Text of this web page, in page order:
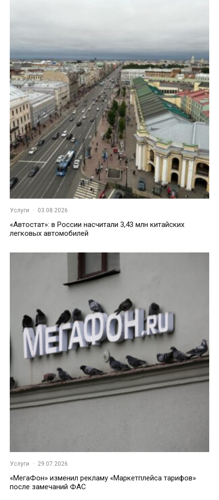
Услуги · 03.08.2026
«Автостат»: в России насчитали 3,43 млн китайских
легковых автомобилей
Услуги · 29.07.2026
«МегаФон» изменил рекламу «Маркетплейса тарифов»
после замечаний ФАС